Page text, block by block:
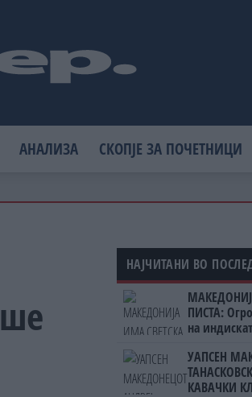
АНАЛИЗА СКОПЈЕ ЗА ПОЧЕТНИЦИ
НАЈЧИТАНИ ВО
ПИСТА:
на
Скопје
УАПСЕН
КАВАЧКИ